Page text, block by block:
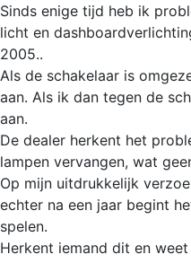
Sinds enige tijd heb ik
licht en
2005..
Als de schakelaar is
aan. Als ik dan tegen de
aan.
De dealer herkent het
lampen vervangen, wat
Op mijn uitdrukkelijk
echter na een jaar begint
spelen.
Herkent iemand dit en